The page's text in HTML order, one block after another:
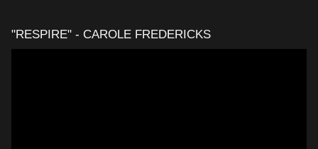
"RESPIRE" - CAROLE FREDERICKS